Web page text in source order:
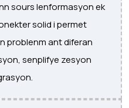
sours lenformasyon ek
solid i permet
problenm ant diferan
senplifye zesyon